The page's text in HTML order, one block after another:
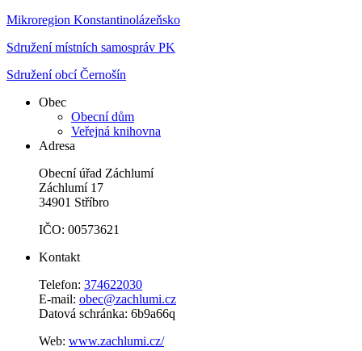
Mikroregion Konstantinolázeňsko
Sdružení místních samospráv PK
Sdružení obcí Černošín
Obec
Obecní dům
Veřejná knihovna
Adresa
Obecní úřad Záchlumí
Záchlumí 17
34901 Stříbro
IČO: 00573621
Kontakt
Telefon: 374622030
E-mail: obec@zachlumi.cz
Datová schránka: 6b9a66q
Web: www.zachlumi.cz/